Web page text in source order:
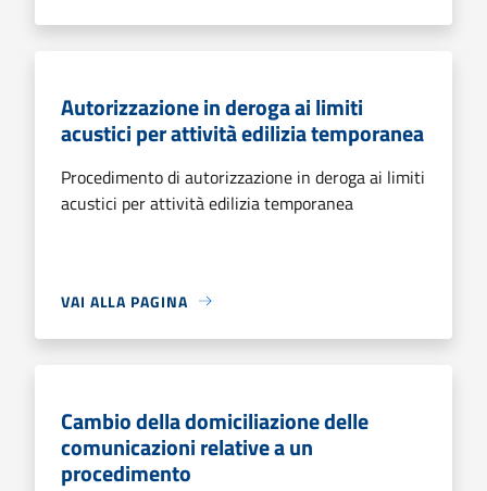
Autorizzazione in deroga ai limiti
acustici per attività edilizia temporanea
Procedimento di autorizzazione in deroga ai limiti
acustici per attività edilizia temporanea
VAI ALLA PAGINA
Cambio della domiciliazione delle
comunicazioni relative a un
procedimento